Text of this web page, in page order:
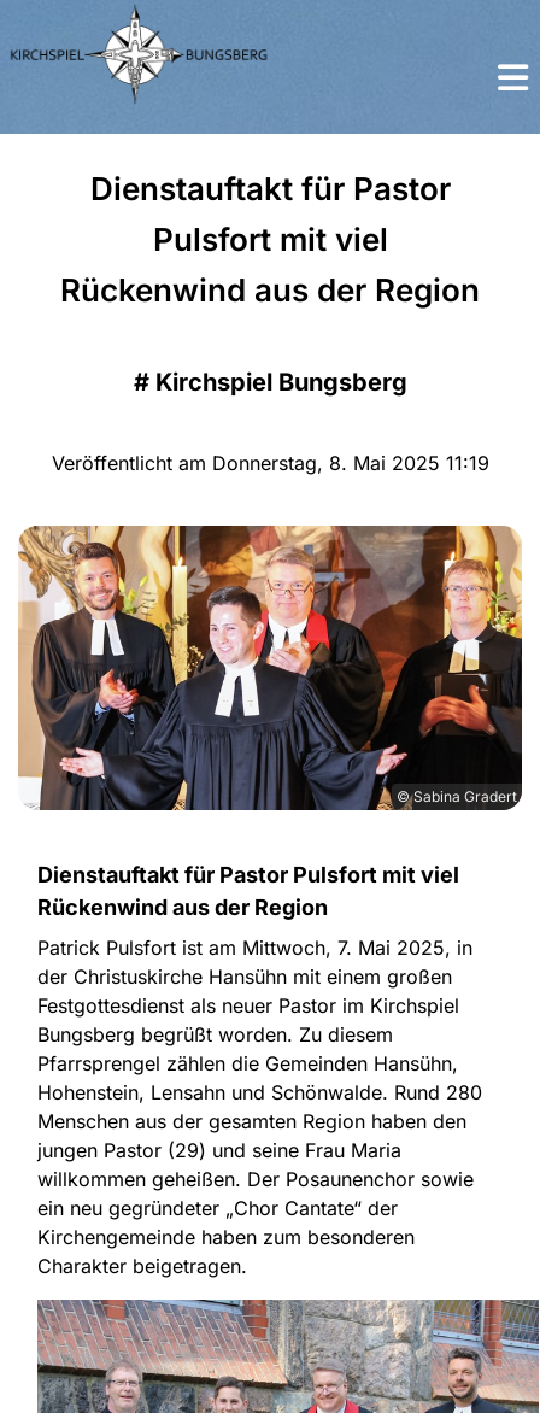
Dienstauftakt für Pastor
Pulsfort mit viel
Rückenwind aus der Region
# Kirchspiel Bungsberg
Veröffentlicht am Donnerstag, 8. Mai 2025 11:19
© Sabina Gradert
Dienstauftakt für Pastor Pulsfort mit viel
Rückenwind aus der Region
Patrick Pulsfort ist am Mittwoch, 7. Mai 2025, in
der Christuskirche Hansühn mit einem großen
Festgottesdienst als neuer Pastor im Kirchspiel
Bungsberg begrüßt worden. Zu diesem
Pfarrsprengel zählen die Gemeinden Hansühn,
Hohenstein, Lensahn und Schönwalde. Rund 280
Menschen aus der gesamten Region haben den
jungen Pastor (29) und seine Frau Maria
willkommen geheißen. Der Posaunenchor sowie
ein neu gegründeter „Chor Cantate“ der
Kirchengemeinde haben zum besonderen
Charakter beigetragen.